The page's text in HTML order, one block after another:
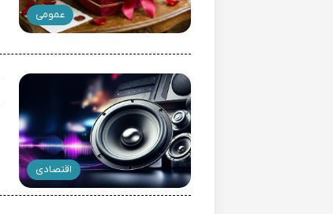
عمومی
اقتصادی